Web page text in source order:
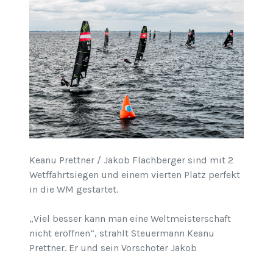
Keanu Prettner / Jakob Flachberger sind mit 2
Wetffahrtsiegen und einem vierten Platz perfekt
in die WM gestartet.
„Viel besser kann man eine Weltmeisterschaft
nicht eröffnen“, strahlt Steuermann Keanu
Prettner. Er und sein Vorschoter Jakob